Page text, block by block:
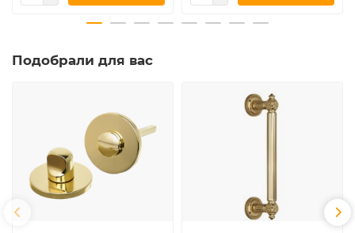
Подобрали для вас